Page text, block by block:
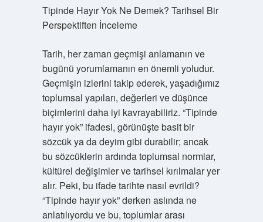
Tipinde Hayır Yok Ne Demek? Tarihsel Bir
Perspektiften İnceleme
Tarih, her zaman geçmişi anlamanın ve
bugünü yorumlamanın en önemli yoludur.
Geçmişin izlerini takip ederek, yaşadığımız
toplumsal yapıları, değerleri ve düşünce
biçimlerini daha iyi kavrayabiliriz. “Tipinde
hayır yok” ifadesi, görünüşte basit bir
sözcük ya da deyim gibi durabilir; ancak
bu sözcüklerin ardında toplumsal normlar,
kültürel değişimler ve tarihsel kırılmalar yer
alır. Peki, bu ifade tarihte nasıl evrildi?
“Tipinde hayır yok” derken aslında ne
anlatılıyordu ve bu, toplumlar arası